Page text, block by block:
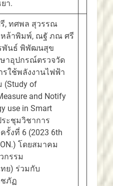
า.
, ทศพล สุวรรณ
หล้าพิมพ์, ณฐั ภณ ศรี
พันธ์ พิพัฒนสุข
ษาอุปกรณ์ตรวจวัด
รใช้พลังงานไฟฟ้า
(Study of
and Notify
use in Smart
ระชุมวิชาการ
รั้งที่ 6 (2023 6th
โดยสมาคม
กรรม
ย) ร่วมกับ
ชภัฏ